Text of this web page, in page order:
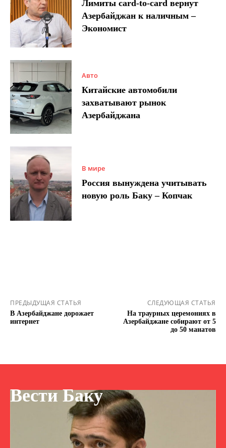
Лимиты card-to-card вернут
Азербайджан к наличным –
Экономист
Авто
Китайские автомобили
захватывают рынок
Азербайджана
В мире
Россия вынуждена учитывать
новую роль Баку – Копчак
ПРЕДЫДУЩАЯ СТАТЬЯ
В Азербайджане дорожает
интернет
СЛЕДУЮЩАЯ СТАТЬЯ
На траурных церемониях в
Азербайджане собирают от 5
до 50 манатов
Вести Баку